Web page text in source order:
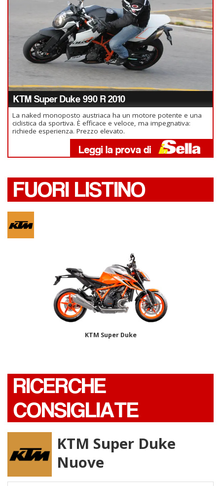
KTM Super Duke 990 R 2010
La naked monoposto austriaca ha un motore potente e una
ciclistica da sportiva. È efficace e veloce, ma impegnativa:
richiede esperienza. Prezzo elevato.
FUORI LISTINO
KTM Super Duke
RICERCHE
CONSIGLIATE
KTM Super Duke
Nuove